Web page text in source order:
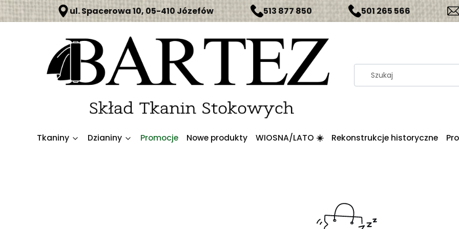
ul. Spacerowa 10, 05-410 Józefów 513 877 850 501 265 566
Tkaniny Dzianiny Promocje Nowe produkty WIOSNA/LATO ☀️ Rekonstrukcje historyczne